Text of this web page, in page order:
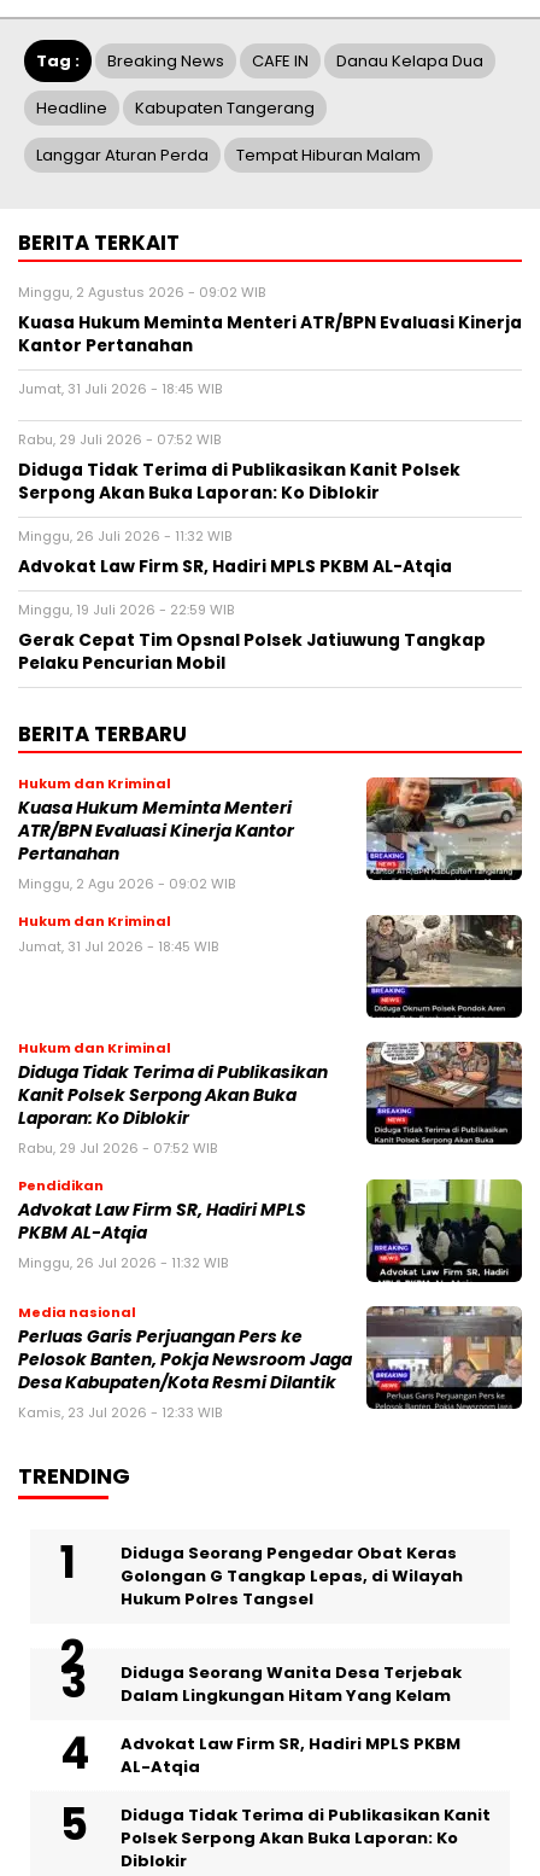
Tag : Breaking News CAFE IN Danau Kelapa Dua
Headline Kabupaten Tangerang
Langgar Aturan Perda Tempat Hiburan Malam
BERITA TERKAIT
Minggu, 2 Agustus 2026 - 09:02 WIB
Kuasa Hukum Meminta Menteri ATR/BPN Evaluasi Kinerja
Kantor Pertanahan
Jumat, 31 Juli 2026 - 18:45 WIB
Rabu, 29 Juli 2026 - 07:52 WIB
Diduga Tidak Terima di Publikasikan Kanit Polsek
Serpong Akan Buka Laporan: Ko Diblokir
Minggu, 26 Juli 2026 - 11:32 WIB
Advokat Law Firm SR, Hadiri MPLS PKBM AL-Atqia
Minggu, 19 Juli 2026 - 22:59 WIB
Gerak Cepat Tim Opsnal Polsek Jatiuwung Tangkap
Pelaku Pencurian Mobil
BERITA TERBARU
Hukum dan Kriminal
Kuasa Hukum Meminta Menteri
ATR/BPN Evaluasi Kinerja Kantor
Pertanahan
Minggu, 2 Agu 2026 - 09:02 WIB
Hukum dan Kriminal
Jumat, 31 Jul 2026 - 18:45 WIB
Hukum dan Kriminal
Diduga Tidak Terima di Publikasikan
Kanit Polsek Serpong Akan Buka
Laporan: Ko Diblokir
Rabu, 29 Jul 2026 - 07:52 WIB
Pendidikan
Advokat Law Firm SR, Hadiri MPLS
PKBM AL-Atqia
Minggu, 26 Jul 2026 - 11:32 WIB
Media nasional
Perluas Garis Perjuangan Pers ke
Pelosok Banten, Pokja Newsroom Jaga
Desa Kabupaten/Kota Resmi Dilantik
Kamis, 23 Jul 2026 - 12:33 WIB
TRENDING
‎Diduga Seorang Pengedar Obat Keras
Golongan G Tangkap Lepas, di Wilayah
Hukum Polres Tangsel
‎Diduga Seorang Wanita Desa Terjebak
Dalam Lingkungan Hitam Yang Kelam
Advokat Law Firm SR, Hadiri MPLS PKBM
AL-Atqia
Diduga Tidak Terima di Publikasikan Kanit
Polsek Serpong Akan Buka Laporan: Ko
Diblokir